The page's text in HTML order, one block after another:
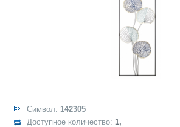
Символ: 142305
Доступное количество:1,